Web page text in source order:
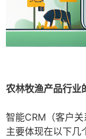
农林牧渔产品行业
智能CRM（客户
主要体现在以下几